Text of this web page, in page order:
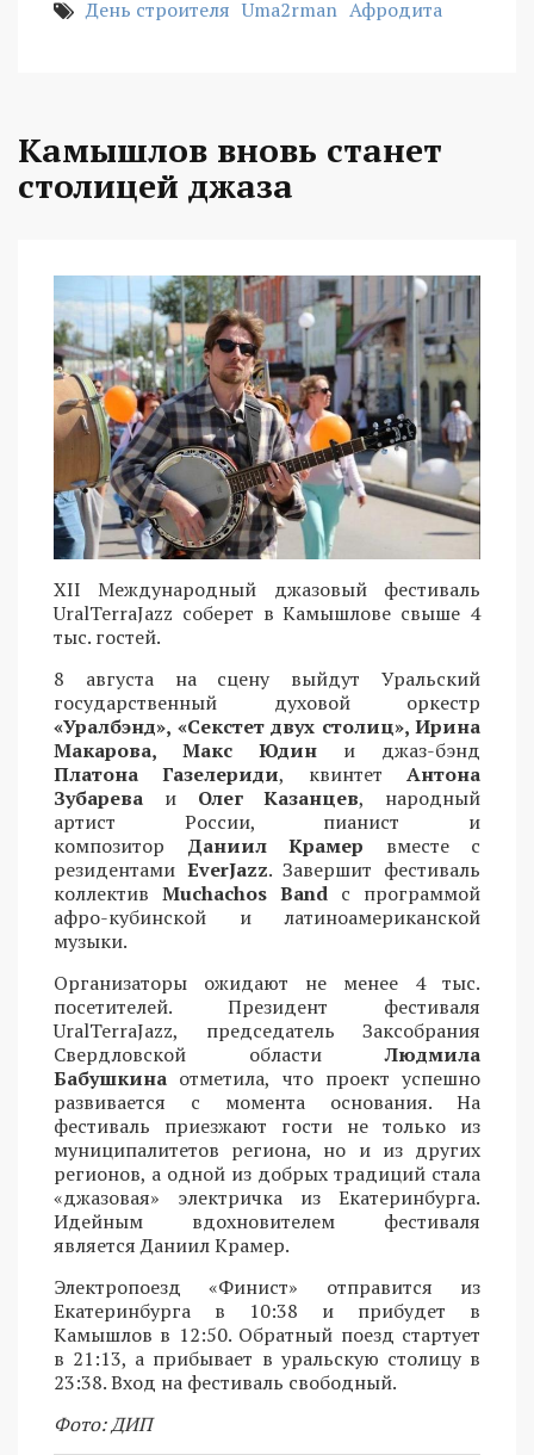
День строителя Uma2rman Афродита
Камышлов вновь станет
столицей джаза
XII Международный джазовый фестиваль
UralTerraJazz соберет в Камышлове свыше 4
тыс. гостей.
8 августа на сцену выйдут Уральский
государственный духовой оркестр
«Уралбэнд», «Секстет двух столиц», Ирина
Макарова, Макс Юдин и джаз-бэнд
Платона Газелериди, квинтетАнтона
Зубарева и Олег Казанцев, народный
артист России, пианист и
композитор Даниил Крамер вместе с
резидентами EverJazz. Завершит фестиваль
коллектив Muchachos Band с программой
афро-кубинской и латиноамериканской
музыки.
Организаторы ожидают не менее 4 тыс.
посетителей. Президент фестиваля
UralTerraJazz, председатель Заксобрания
Свердловской областиЛюдмила
Бабушкина отметила, что проект успешно
развивается с момента основания. На
фестиваль приезжают гости не только из
муниципалитетов региона, но и из других
регионов, а одной из добрых традиций стала
«джазовая» электричка из Екатеринбурга.
Идейным вдохновителем фестиваля
является Даниил Крамер.
Электропоезд «Финист» отправится из
Екатеринбурга в 10:38 и прибудет в
Камышлов в 12:50. Обратный поезд стартует
в 21:13, а прибывает в уральскую столицу в
23:38. Вход на фестиваль свободный.
Фото: ДИП